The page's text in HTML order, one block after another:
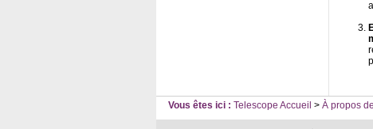
Vous êtes ici : Telescope Accueil > À propos